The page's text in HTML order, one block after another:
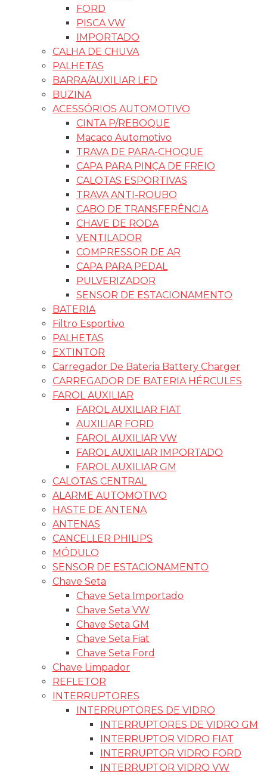
FORD
PISCA VW
IMPORTADO
CALHA DE CHUVA
PALHETAS
BARRA/AUXILIAR LED
BUZINA
ACESSÓRIOS AUTOMOTIVO
CINTA P/REBOQUE
Macaco Automotivo
TRAVA DE PARA-CHOQUE
CAPA PARA PINÇA DE FREIO
CALOTAS ESPORTIVAS
TRAVA ANTI-ROUBO
CABO DE TRANSFERÊNCIA
CHAVE DE RODA
VENTILADOR
COMPRESSOR DE AR
CAPA PARA PEDAL
PULVERIZADOR
SENSOR DE ESTACIONAMENTO
BATERIA
Filtro Esportivo
PALHETAS
EXTINTOR
Carregador De Bateria Battery Charger
CARREGADOR DE BATERIA HÉRCULES
FAROL AUXILIAR
FAROL AUXILIAR FIAT
AUXILIAR FORD
FAROL AUXILIAR VW
FAROL AUXILIAR IMPORTADO
FAROL AUXILIAR GM
CALOTAS CENTRAL
ALARME AUTOMOTIVO
HASTE DE ANTENA
ANTENAS
CANCELLER PHILIPS
MÓDULO
SENSOR DE ESTACIONAMENTO
Chave Seta
Chave Seta Importado
Chave Seta VW
Chave Seta GM
Chave Seta Fiat
Chave Seta Ford
Chave Limpador
REFLETOR
INTERRUPTORES
INTERRUPTORES DE VIDRO
INTERRUPTORES DE VIDRO GM
INTERRUPTOR VIDRO FIAT
INTERRUPTOR VIDRO FORD
INTERRUPTOR VIDRO VW